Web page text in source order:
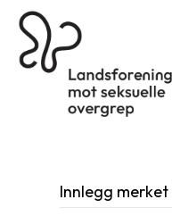
Innlegg